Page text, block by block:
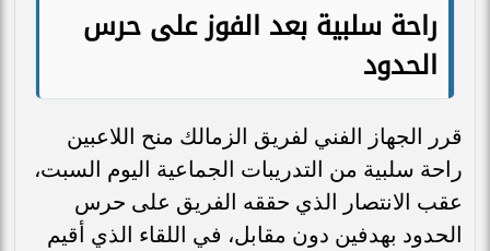
راحة سلبية بعد الفوز على حرس
الحدود
قرر الجهاز الفني لفريق الزمالك منح اللاعبين
راحة سلبية من التدريبات الجماعية اليوم السبت،
عقب الانتصار الذي حققه الفريق على حرس
الحدود بهدفين دون مقابل، في اللقاء الذي أقيم